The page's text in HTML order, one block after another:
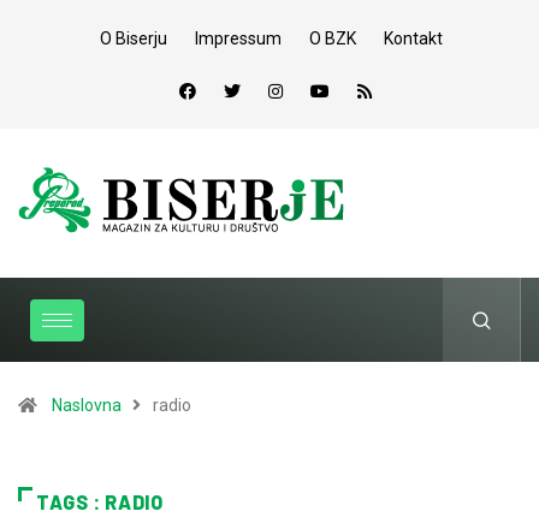
O Biserju Impressum O BZK Kontakt
Naslovna radio
TAGS : RADIO